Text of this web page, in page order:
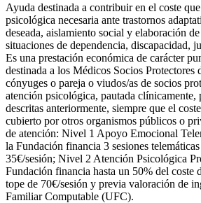
Ayuda destinada a contribuir en el coste
psicológica necesaria ante trastornos
deseada, aislamiento social y elaboración
situaciones de dependencia, discapacidad,
Es una prestación económica de carácter
destinada a los Médicos Socios Protectores
cónyuges o pareja o viudos/as de socios
atención psicológica, pautada clínicamente,
descritas anteriormente, siempre que el
cubierto por otros organismos públicos o
de atención: Nivel 1 Apoyo Emocional
la Fundación financia 3 sesiones
35€/sesión; Nivel 2 Atención Psicológica
Fundación financia hasta un 50% del coste
tope de 70€/sesión y previa valoración de
Familiar Computable (UFC).